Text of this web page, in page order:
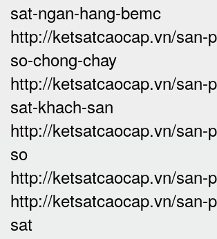
sat-ngan-hang-bemc
http://ketsatcaocap.vn/san-
so-chong-chay
http://ketsatcaocap.vn/san-
sat-khach-san
http://ketsatcaocap.vn/san-
so
http://ketsatcaocap.vn/san-
http://ketsatcaocap.vn/san-
sat